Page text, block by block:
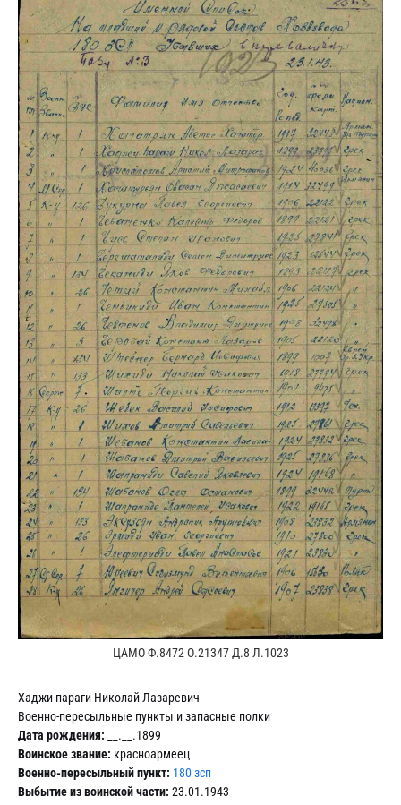
ЦАМО Ф.8472 О.21347 Д.8 Л.1023
Хаджи-параги Николай Лазаревич
Военно-пересыльные пункты и запасные полки
Дата рождения: __.__.1899
Воинское звание: красноармеец
Военно-пересыльный пункт: 180 зсп
Выбытие из воинской части: 23.01.1943